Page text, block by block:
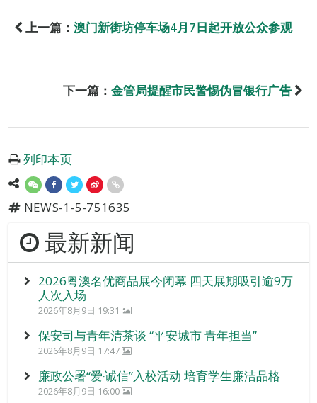
上一篇： 澳门新街坊停车场4月7日起开放公众参观
下一篇： 金管局提醒市民警惕伪冒银行广告
列印本页
NEWS-1-5-751635
最新新闻
2026粤澳名优商品展今闭幕 四天展期吸引逾9万
人次入场
2026年8月9日 19:31
保安司与青年清茶谈 “平安城市 青年担当”
2026年8月9日 17:47
廉政公署“爱‧诚信”入校活动 培育学生廉洁品格
2026年8月9日 16:00